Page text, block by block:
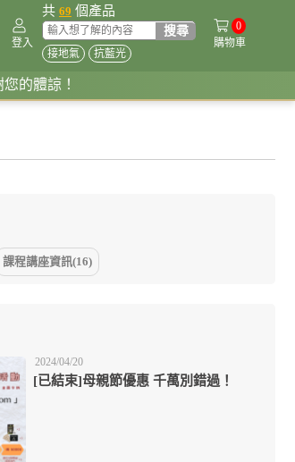
登入
共 69 個產品
接地氣 抗藍光
購物車
0
課程講座資訊(16)
2024/04/20
[已結束]母親節優惠 千萬別錯過！